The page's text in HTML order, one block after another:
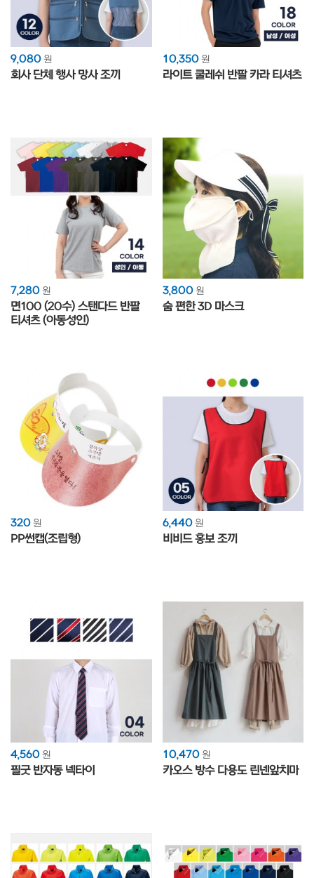
9,080 원
회사 단체 행사 망사 조끼
10,350 원
라이트 쿨레쉬 반팔 카라 티셔츠
7,280 원
면100 (20수) 스탠다드 반팔
티셔츠 (아동성인)
3,800 원
숨 편한 3D 마스크
320 원
PP썬캡(조립형)
6,440 원
비비드 홍보 조끼
4,560 원
필굿 반자동 넥타이
10,470 원
카오스 방수 다용도 린넨앞치마